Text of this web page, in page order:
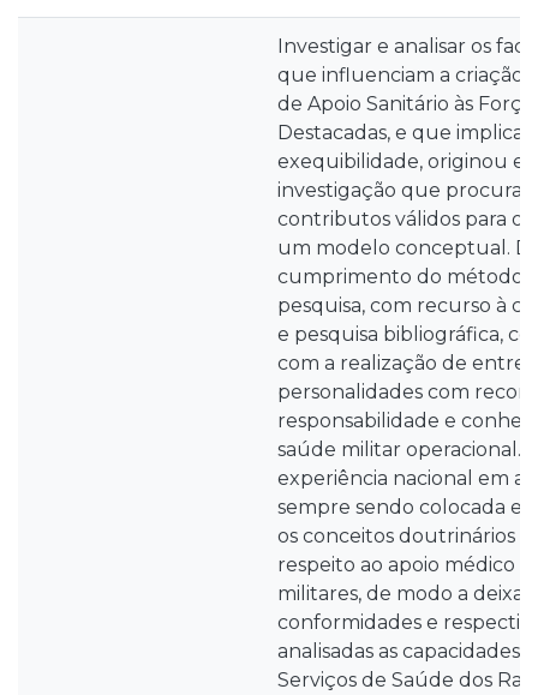
Investigar e analisar os
que influenciam a criação
de Apoio Sanitário às
Destacadas, e que
exequibilidade, originou
investigação que procura
contributos válidos para o
um modelo conceptual.
cumprimento do método
pesquisa, com recurso à
e pesquisa bibliográfica,
com a realização de
personalidades com
responsabilidade e
saúde militar operacional.
experiência nacional em
sempre sendo colocada
os conceitos doutrinários
respeito ao apoio médico
militares, de modo a deixar
conformidades e
analisadas as capacidades
Serviços de Saúde dos